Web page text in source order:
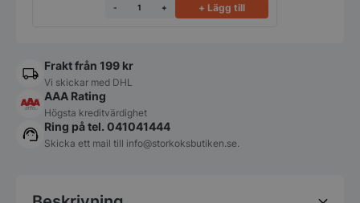
- + + Lägg till
Frakt från 199 kr
Vi skickar med DHL
AAA Rating
Högsta kreditvärdighet
Ring på tel. 041041444
Skicka ett mail till info@storkoksbutiken.se.